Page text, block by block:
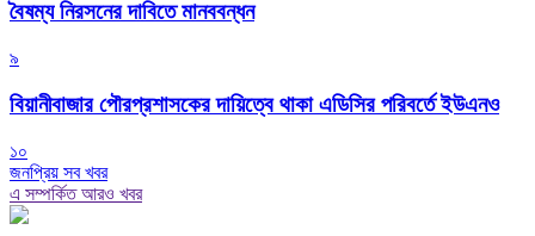
বৈষম্য নিরসনের দাবিতে মানববন্ধন
৯
বিয়ানীবাজার পৌরপ্রশাসকের দায়িত্বে থাকা এডিসির পরিবর্তে ইউএনও
১০
জনপ্রিয় সব খবর
এ সম্পর্কিত আরও খবর